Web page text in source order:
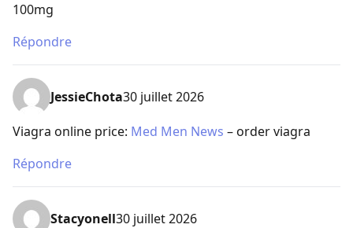
100mg
Répondre
JessieChota30 juillet 2026
Viagra online price: Med Men News – order viagra
Répondre
Stacyonell30 juillet 2026